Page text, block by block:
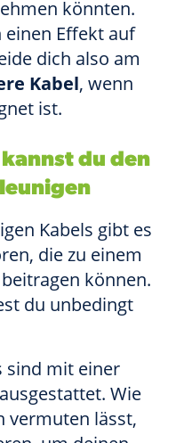
könnten.
Effekt auf
dich also am
Kabel, wenn
ist.
du den
Kabels gibt es
die zu einem
können.
du unbedingt
sind mit einer
ausgestattet. Wie
vermuten lässt,